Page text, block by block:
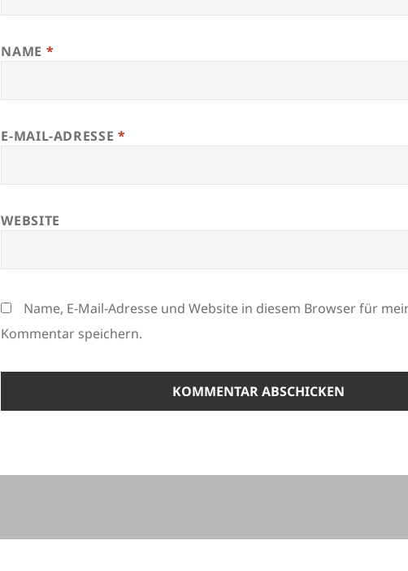
NAME *
E-MAIL-ADRESSE *
WEBSITE
Name, E-Mail-Adresse und Website in diesem Browser für
Kommentar speichern.